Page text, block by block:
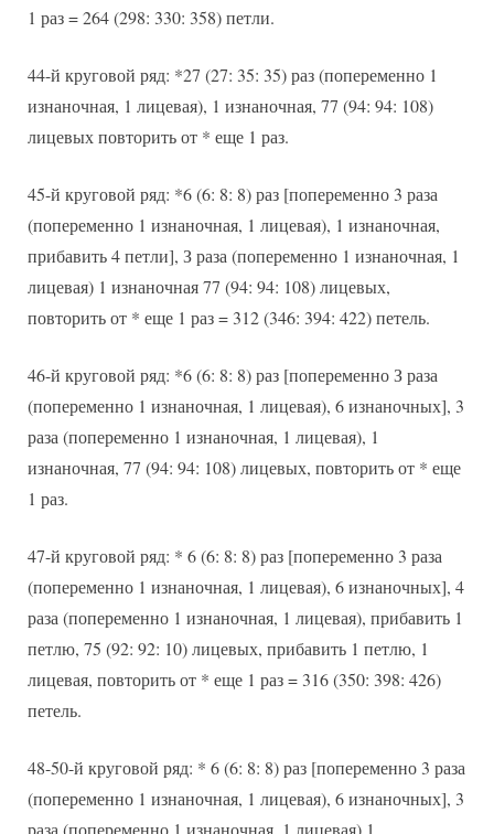
1 раз = 264 (298: 330: 358) петли.
44-й круговой ряд: *27 (27: 35: 35) раз (попеременно 1
изнаночная, 1 лицевая), 1 изнаночная, 77 (94: 94: 108)
лицевых повторить от * еще 1 раз.
45-й круговой ряд: *6 (6: 8: 8) раз [попеременно 3 раза
(попеременно 1 изнаночная, 1 лицевая), 1 изнаночная,
прибавить 4 петли], З раза (попеременно 1 изнаночная, 1
лицевая) 1 изнаночная 77 (94: 94: 108) лицевых,
повторить от * еще 1 раз = 312 (346: 394: 422) петель.
46-й круговой ряд: *6 (6: 8: 8) раз [попеременно З раза
(попеременно 1 изнаночная, 1 лицевая), 6 изнаночных], 3
раза (попеременно 1 изнаночная, 1 лицевая), 1
изнаночная, 77 (94: 94: 108) лицевых, повторить от * еще
1 раз.
47-й круговой ряд: * 6 (6: 8: 8) раз [попеременно 3 раза
(попеременно 1 изнаночная, 1 лицевая), 6 изнаночных], 4
раза (попеременно 1 изнаночная, 1 лицевая), прибавить 1
петлю, 75 (92: 92: 10) лицевых, прибавить 1 петлю, 1
лицевая, повторить от * еще 1 раз = 316 (350: 398: 426)
петель.
48-50-й круговой ряд: * 6 (6: 8: 8) раз [попеременно 3 раза
(попеременно 1 изнаночная, 1 лицевая), 6 изнаночных], 3
раза (попеременно 1 изнаночная, 1 лицевая) 1